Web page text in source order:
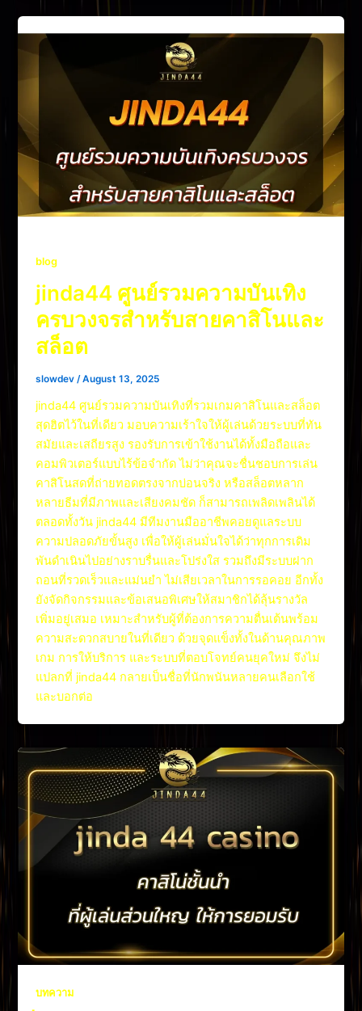
blog
jinda44 ศูนย์รวมความบันเทิง
ครบวงจรสำหรับสายคาสิโนและ
สล็อต
slowdev/August 13, 2025
jinda44 ศูนย์รวมความบันเทิงที่รวมเกมคาสิโนและสล็อต
สุดฮิตไว้ในที่เดียว มอบความเร้าใจให้ผู้เล่นด้วยระบบที่ทัน
สมัยและเสถียรสูง รองรับการเข้าใช้งานได้ทั้งมือถือและ
คอมพิวเตอร์แบบไร้ข้อจำกัด ไม่ว่าคุณจะชื่นชอบการเล่น
คาสิโนสดที่ถ่ายทอดตรงจากบ่อนจริง หรือสล็อตหลาก
หลายธีมที่มีภาพและเสียงคมชัด ก็สามารถเพลิดเพลินได้
ตลอดทั้งวัน jinda44 มีทีมงานมืออาชีพคอยดูแลระบบ
ความปลอดภัยขั้นสูง เพื่อให้ผู้เล่นมั่นใจได้ว่าทุกการเดิม
พันดำเนินไปอย่างราบรื่นและโปร่งใส รวมถึงมีระบบฝาก
ถอนที่รวดเร็วและแม่นยำ ไม่เสียเวลาในการรอคอย อีกทั้ง
ยังจัดกิจกรรมและข้อเสนอพิเศษให้สมาชิกได้ลุ้นรางวัล
เพิ่มอยู่เสมอ เหมาะสำหรับผู้ที่ต้องการความตื่นเต้นพร้อม
ความสะดวกสบายในที่เดียว ด้วยจุดแข็งทั้งในด้านคุณภาพ
เกม การให้บริการ และระบบที่ตอบโจทย์คนยุคใหม่ จึงไม่
แปลกที่ jinda44 กลายเป็นชื่อที่นักพนันหลายคนเลือกใช้
และบอกต่อ
บทความ